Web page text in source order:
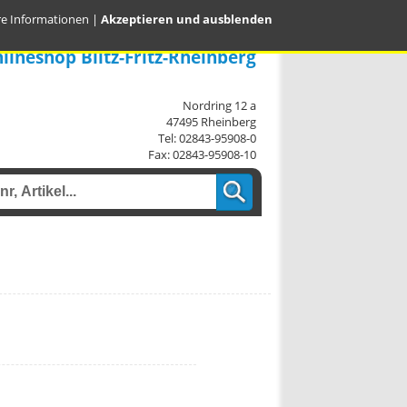
Informationen | Akzeptieren und ausblenden
Blitz-Fritz-Rheinberg
Nordring 12 a
47495 Rheinberg
Tel: 02843-95908-0
Fax: 02843-95908-10